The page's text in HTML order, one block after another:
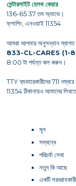
সেন্টারলাইট হেলথ কেয়ার
136-65 37 তম অ্যাভে।
ফ্লাশিং, এনওয়াই 11354
আমরা আপনার অনুসন্ধান স্বাগত
833-CL-CARES (1-
8:00 টা পর্যন্ত কল করুন।
TTY ব্যবহারকারীদের 711
11354 ঠিকানায়ও আমাদের
মূল
সম্বন্ধে
পরিচর্যা সেবা
নতুন কি আছে
একটি